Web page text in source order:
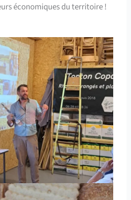
économiques du territoire !